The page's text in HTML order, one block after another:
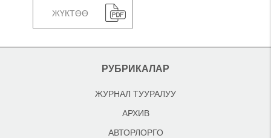
ЖҮКТӨӨ
РУБРИКАЛАР
ЖУРНАЛ ТУУРАЛУУ
АРХИВ
АВТОРЛОРГО